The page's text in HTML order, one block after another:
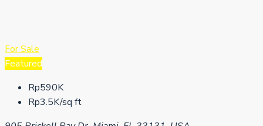
For Sale
Featured
Rp590K
Rp3.5K/sq ft